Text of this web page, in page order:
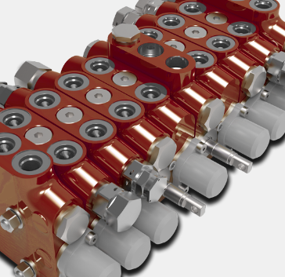
Motori ad ingranaggi in
ghisa
Versioni speciali
Divisori di flusso